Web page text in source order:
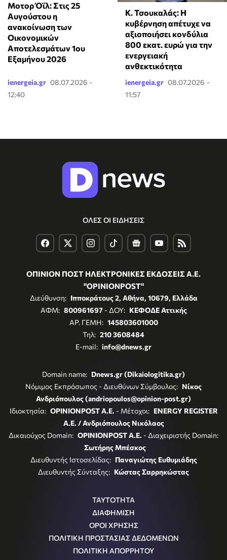
Μοτορ Όϊλ: Στις 25
Αυγούστου η
ανακοίνωση των
Οικονομικών
Αποτελεσμάτων 1ου
Εξαμήνου 2026
ienergeia.gr 08.07.2026 -
12:40
Κ. Τσουκαλάς: Η
κυβέρνηση απέτυχε να
αξιοποιήσει κονδύλια
800 εκατ. ευρώ για την
ενεργειακή
ανθεκτικότητα
ienergeia.gr 08.07.2026 -
11:57
ΟΛΕΣ ΟΙ ΕΙΔΗΣΕΙΣ
ΟΠΙΝΙΟΝ ΠΟΣΤ ΗΛΕΚΤΡΟΝΙΚΕΣ ΕΚΔΟΣΕΙΣ Α.Ε.
"OPINIONPOST"
Διεύθυνση: Ιπποκράτους 2, Αθήνα, 10679, Ελλάδα
ΑΦΜ: 800961697- ΔΟΥ: ΚΕΦΟΔΕ Αττικής
ΑΡ. ΓΕΜΗ: 145803601000
Τηλ: 210 3608484
E-mail: info@dnews.gr
Domain name: Dnews.gr (Dikaiologitika.gr)
Νόμιμος Εκπρόσωπος - Διευθύνων Σύμβουλος: Νίκος
Ανδριόπουλος (andriopoulos@opinion-post.gr)
Ιδιοκτησία: OPINIONPOST A.E. - Μέτοχοι: ENERGY REGISTER
Α.Ε. / Ανδριόπουλος Νικόλαος
Δικαιούχος Domain: OPINIONPOST A.E. - Διαχειριστής Domain:
Σωτήρης Μπέσκος
Διευθυντής Ιστοσελίδας: Παναγιώτης Ευθυμιάδης
Διευθυντής Σύνταξης: Κώστας Σαρρηκώστας
ΤΑΥΤΟΤΗΤΑ
ΔΙΑΦΗΜΙΣΗ
ΟΡΟΙ ΧΡΗΣΗΣ
ΠΟΛΙΤΙΚΗ ΠΡΟΣΤΑΣΙΑΣ ΔΕΔΟΜΕΝΩΝ
ΠΟΛΙΤΙΚΗ ΑΠΟΡΡΗΤΟΥ